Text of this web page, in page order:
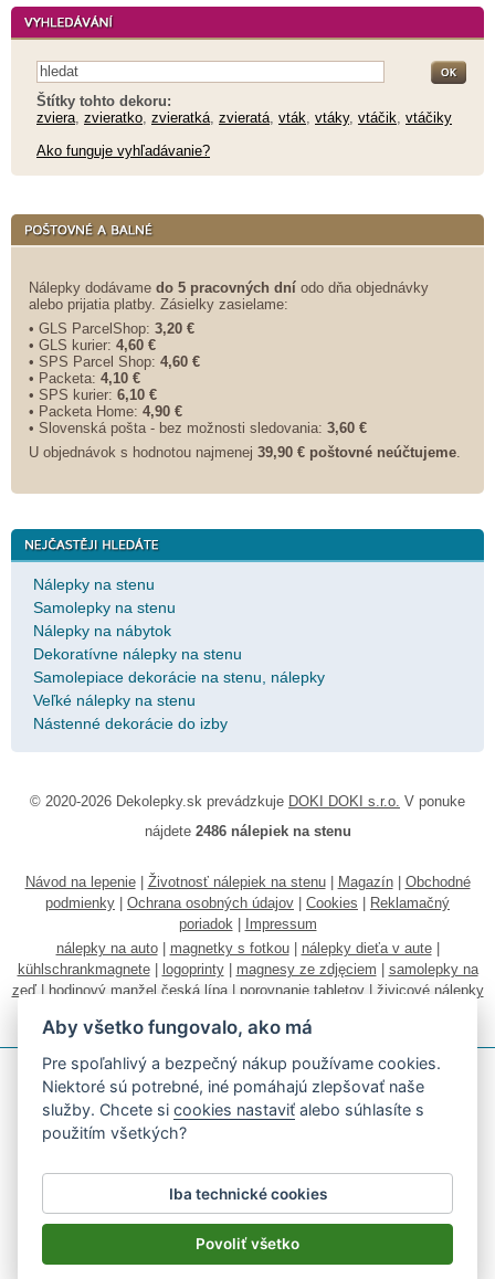
Štítky tohto dekoru:
zviera zvieratko zvieratká zvieratá vták vtáky, vtáčik vtáčiky
Ako funguje vyhľadávanie?
Nálepky dodávame do 5 pracovných dní odo dňa objednávky
alebo prijatia platby. Zásielky zasielame:
• GLS ParcelShop: 3,20 €
• GLS kurier: 4,60 €
• SPS Parcel Shop: 4,60 €
• Packeta: 4,10 €
• SPS kurier: 6,10 €
• Packeta Home: 4,90 €
• Slovenská pošta - bez možnosti sledovania: 3,60 €
U objednávok s hodnotou najmenej 39,90 € poštovné neúčtujeme
Nálepky na stenu
Samolepky na stenu
Nálepky na nábytok
Dekoratívne nálepky na stenu
Samolepiace dekorácie na stenu, nálepky
Veľké nálepky na stenu
Nástenné dekorácie do izby
© 2020-2026 Dekolepky.sk prevádzkuje DOKI DOKI s.r.o. V ponuke
nájdete 2486 nálepiek na stenu
Návod na lepenie| Životnosť nálepiek na stenu| Magazín| Obchodné
podmienky
Ochrana osobných údajov Cookies
Reklamačný
poriadok|
Impressum
nálepky na auto| magnetky s fotkou| nálepky dieťa v aute|
kühlschrankmagnete| logoprinty| magnesy ze zdjęciem
samolepky na
zeď| hodinový manžel česká lípa| porovnanie tabletov| živicové nálepky
Podľa zákona o evidencii tržieb je predávajúci povinný vystaviť
kupujúcemu účtenku.
Zároveň je povinný zaevidovať prijatú tržbu u správcu dane on-line; v
Aby všetko fungovalo, ako má
Pre spoľahlivý a bezpečný nákup používame cookies.
Niektoré sú potrebné, iné pomáhajú zlepšovať naše
služby. Chcete sicookies nastaviť alebo súhlasíte s
použitím všetkých?
Iba technické cookies
Povoliť všetko